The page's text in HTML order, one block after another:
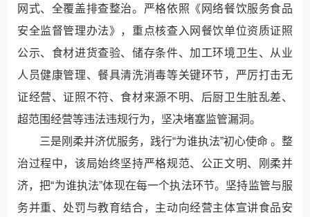
网式、全覆盖排查整治。严格依照《网络餐饮服务食品
安全监督管理办法》，重点核查入网餐饮单位资质证照
公示、食材进货查验、储存条件、加工环境卫生、从业
人员健康管理、餐具清洗消毒等关键环节，严厉打击无
证经营、证照不符、食材来源不明、后厨卫生脏乱差、
超范围经营等违法违规行为，坚决堵塞监管漏洞。
三是刚柔并济优服务，践行“为谁执法”初心使命 。整
治过程中，该局始终坚持严格规范、公正文明、刚柔并
济，把“为谁执法”体现在每一个执法环节。坚持监管与服
务并重、处罚与教育结合，主动向经营主体宣讲食品安